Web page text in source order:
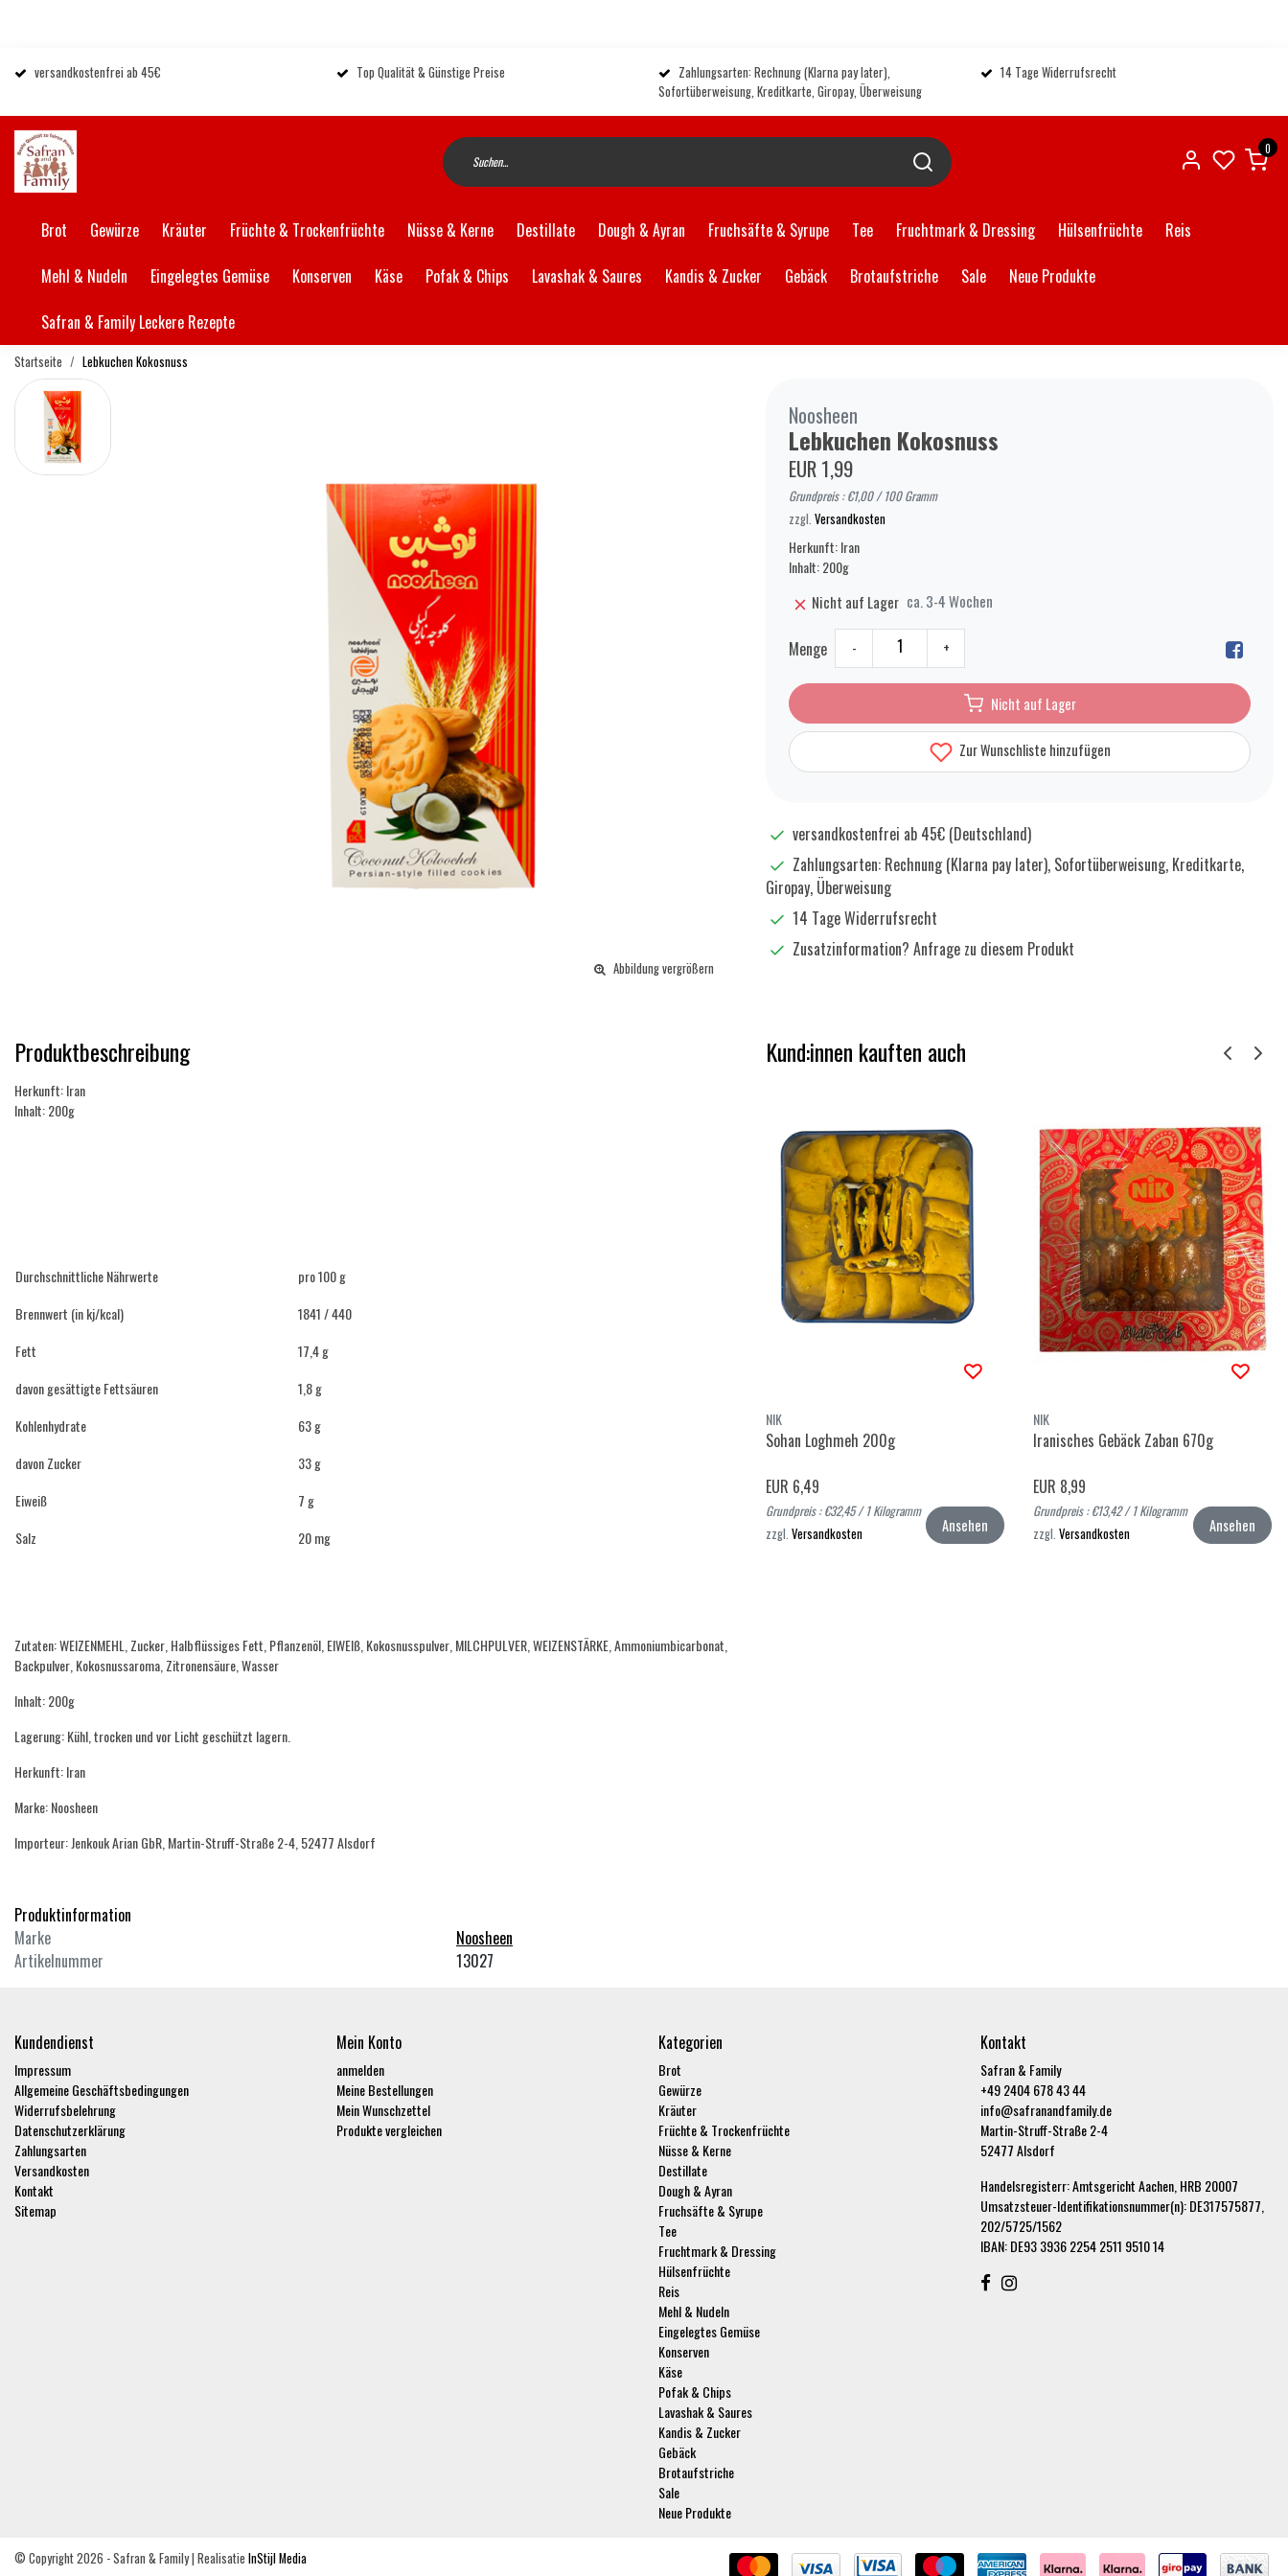
versandkostenfrei ab 45€ Top Qualität & Günstige Preise
Zahlungsarten: Rechnung (Klarna pay later),
Sofortüberweisung, Kreditkarte, Giropay, Überweisung
14 Tage Widerrufsrecht
0
Brot Gewürze Kräuter Früchte & Trockenfrüchte Nüsse & Kerne Destillate Dough & Ayran Fruchsäfte & Syrupe Tee Fruchtmark & Dressing Hülsenfrüchte
Reis
Mehl & Nudeln
Eingelegtes Gemüse Konserven Käse Pofak & Chips Lavashak & Saures Kandis & Zucker Gebäck Brotaufstriche Sale
Neue Produkte
Safran & Family Leckere Rezepte
Startseite Lebkuchen Kokosnuss
Abbildung vergrößern
Noosheen
Lebkuchen Kokosnuss
EUR 1,99
Grundpreis : €1,00 / 100 Gramm
zzgl. Versandkosten
Herkunft: Iran
Inhalt: 200g
Nicht auf Lager ca. 3-4 Wochen
Menge - +
Nicht auf Lager
Zur Wunschliste hinzufügen
versandkostenfrei ab 45€ (Deutschland)
Zahlungsarten: Rechnung (Klarna pay later), Sofortüberweisung, Kreditkarte,
Giropay, Überweisung
14 Tage Widerrufsrecht
Zusatzinformation? Anfrage zu diesem Produkt
Produktbeschreibung
Herkunft:Iran
Inhalt:200g
Durchschnittliche Nährwerte
pro 100 g
Brennwert (in kj/kcal)
1841 / 440
Fett
17,4 g
davon gesättigte Fettsäuren
1,8 g
Kohlenhydrate
63 g
davon Zucker
33 g
Eiweiß
7 g
Salz
20 mg
Zutaten: WEIZENMEHL, Zucker, Halbflüssiges Fett, Pflanzenöl, EIWEIß, Kokosnusspulver, MILCHPULVER, WEIZENSTÄRKE, Ammoniumbicarbonat,
Backpulver, Kokosnussaroma, Zitronensäure, Wasser
Inhalt: 200g
Lagerung: Kühl, trocken und vor Licht geschützt lagern.
Herkunft: Iran
Marke: Noosheen
Importeur: Jenkouk Arian GbR, Martin-Struff-Straße 2-4, 52477 Alsdorf
Produktinformation
Marke
Noosheen
Artikelnummer
13027
Kund:innen kauften auch
Gebäck Khanegi 400g
: €14,97 / 1 Kilogramm
Iranisches Gebäck Khanegi Terme 950g
Grundpreis : €15,77 / 1 Kilogramm
Versandkosten
NIK
Sohan Loghmeh 200g
EUR 6,49
Grundpreis : €32,45 / 1 Kilogramm
zzgl. Versandkosten Ansehen
NIK
Iranisches Gebäck Zaban 670g
EUR 8,99
Grundpreis : €13,42 / 1 Kilogramm
zzgl. Versandkosten Ansehen
Kundendienst
Impressum
Allgemeine Geschäftsbedingungen
Widerrufsbelehrung
Datenschutzerklärung
Zahlungsarten
Versandkosten
Kontakt
Sitemap
Mein Konto
anmelden
Meine Bestellungen
Mein Wunschzettel
Produkte vergleichen
Kategorien
Brot
Gewürze
Kräuter
Früchte & Trockenfrüchte
Nüsse & Kerne
Destillate
Dough & Ayran
Fruchsäfte & Syrupe
Tee
Fruchtmark & Dressing
Hülsenfrüchte
Reis
Mehl & Nudeln
Eingelegtes Gemüse
Konserven
Käse
Pofak & Chips
Lavashak & Saures
Kandis & Zucker
Gebäck
Brotaufstriche
Sale
Neue Produkte
Kontakt
Safran & Family
+49 2404 678 43 44
info@safranandfamily.de
Martin-Struff-Straße 2-4
52477 Alsdorf
Handelsregisterr: Amtsgericht Aachen, HRB 20007
Umsatzsteuer-Identifikationsnummer(n): DE317575877,
202/5725/1562
IBAN: DE93 3936 2254 2511 9510 14
© Copyright 2026 - Safran & Family | Realisatie InStijl Media